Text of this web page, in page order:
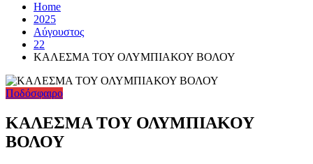
Home
2025
Αύγουστος
22
ΚΑΛΕΣΜΑ ΤΟΥ ΟΛΥΜΠΙΑΚΟΥ ΒΟΛΟΥ
Ποδόσφαιρο
ΚΑΛΕΣΜΑ ΤΟΥ ΟΛΥΜΠΙΑΚΟΥ
ΒΟΛΟΥ